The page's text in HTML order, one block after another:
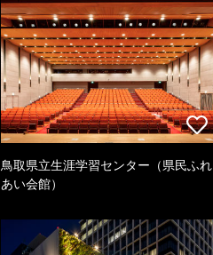
鳥取県立生涯学習センター（県民ふれ
あい会館）